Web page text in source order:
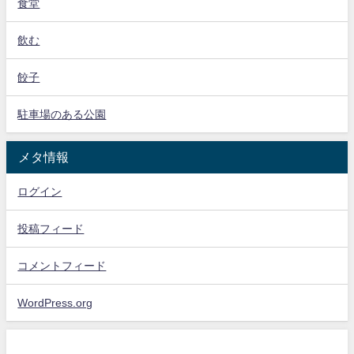
食堂
飲む
餃子
駐車場のある公園
メタ情報
ログイン
投稿フィード
コメントフィード
WordPress.org